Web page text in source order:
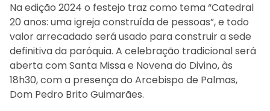
Na edição 2024 o festejo traz como tema “Catedral
20 anos: uma igreja construída de pessoas”, e todo
valor arrecadado será usado para construir a sede
definitiva da paróquia. A celebração tradicional será
aberta com Santa Missa e Novena do Divino, às
18h30, com a presença do Arcebispo de Palmas,
Dom Pedro Brito Guimarães.